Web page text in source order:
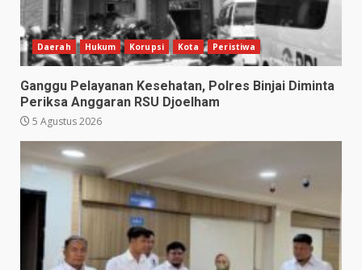
Daerah Hukum Korupsi Kota Peristiwa
Ganggu Pelayanan Kesehatan, Polres Binjai Diminta
Periksa Anggaran RSU Djoelham
5 Agustus 2026